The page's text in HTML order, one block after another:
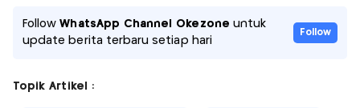
FollowWhatsApp Channel Okezone untuk
update berita terbaru setiap hari
Follow
Topik Artikel :